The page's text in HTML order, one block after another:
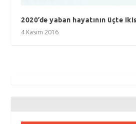
2020’de yaban hayatının üçte
4 Kasım 2016